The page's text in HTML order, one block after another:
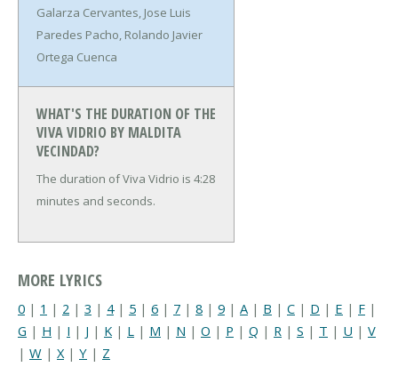
Galarza Cervantes, Jose Luis
Paredes Pacho, Rolando Javier
Ortega Cuenca
WHAT'S THE DURATION OF THE
VIVA VIDRIO BY MALDITA
VECINDAD?
The duration of Viva Vidrio is 4:28
minutes and seconds.
MORE LYRICS
0 | 1 | 2 | 3 | 4| 5 | 6 | 7 | 8 | 9 | A | B | C | D | E | F |
G | H | I | J | K | L | M | N | O | P | Q | R | S | T | U | V
| W | X | Y | Z